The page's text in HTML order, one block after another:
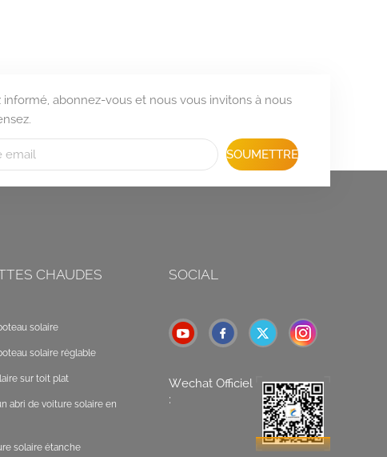
informé, abonnez-vous et nous vous invitons à nous
SOUMETTRE
CHAUDES
solaire
solaire réglable
sur toit plat
abri de voiture solaire en
solaire étanche
SOCIAL
Wechat Officiel
: